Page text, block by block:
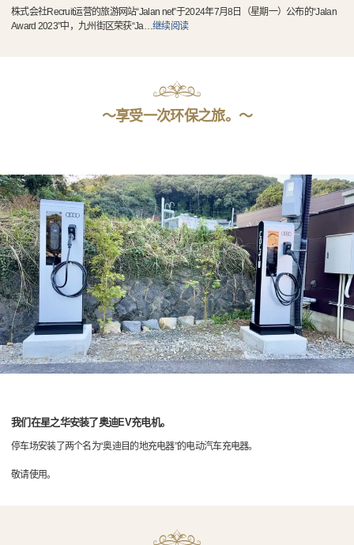
株式会社Recruit运营的旅游网站“Jalan net”于2024年7月8日（星期一）公布的“Jalan
Award 2023”中，九州街区荣获“Ja…继续阅读
～享受一次环保之旅。～
我们在星之华安装了奥迪EV充电机。
停车场安装了两个名为“奥迪目的地充电器”的电动汽车充电器。
敬请使用。